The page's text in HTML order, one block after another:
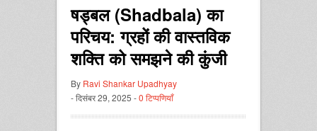
षड्बल (Shadbala) का
परिचय: ग्रहों की वास्तविक
शक्ति को समझने की कुंजी
By Ravi Shankar Upadhyay
- दिसंबर 29, 2025 -0 टिप्पणियाँ